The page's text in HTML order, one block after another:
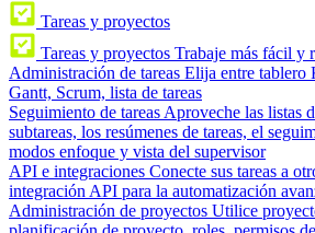
Tareas y proyectos
Tareas y proyectos Trabaje más fácil y
Administración de tareas Elija entre tablero
Gantt, Scrum, lista de tareas
Seguimiento de tareas Aproveche las listas
subtareas, los resúmenes de tareas, el
modos enfoque y vista del supervisor
API e integraciones Conecte sus tareas a
integración API para la automatización
Administración de proyectos Utilice